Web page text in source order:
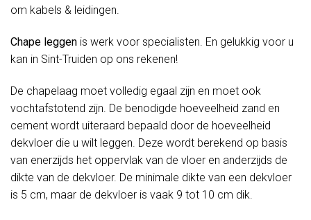
om kabels & leidingen.
Chape leggen is werk voor specialisten. En gelukkig voor u
kan in Sint-Truiden op ons rekenen!
De chapelaag moet volledig egaal zijn en moet ook
vochtafstotend zijn. De benodigde hoeveelheid zand en
cement wordt uiteraard bepaald door de hoeveelheid
dekvloer die u wilt leggen. Deze wordt berekend op basis
van enerzijds het oppervlak van de vloer en anderzijds de
dikte van de dekvloer. De minimale dikte van een dekvloer
is 5 cm, maar de dekvloer is vaak 9 tot 10 cm dik.